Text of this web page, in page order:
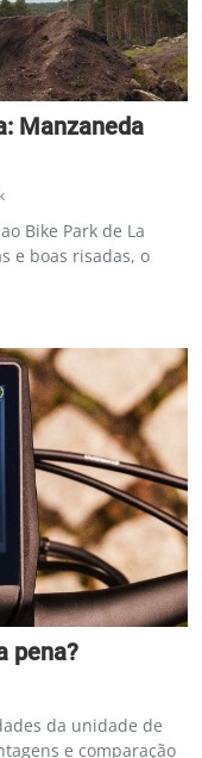
Manzaneda
Bike Park de La
e boas risadas, o
pena?
da unidade de
e comparação